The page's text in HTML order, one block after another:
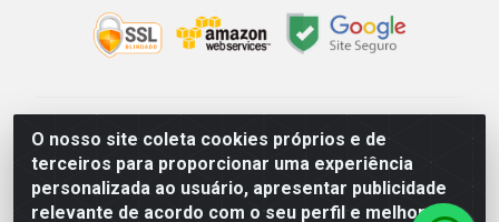
O nosso site coleta cookies próprios e de
terceiros para proporcionar uma experiência
personalizada ao usuário, apresentar publicidade
relevante de acordo com o seu perfil e melhorar a
Rio Vermelho Distribuição de Alimentos LTDA - Rodovia
BR, 153, KM 52 N 00 QD 00 LT 16 - Bairro Jardim
Eldorado, Anápolis/GO - CEP 75.045-190 - CNPJ
10.912.900/0002-40